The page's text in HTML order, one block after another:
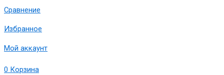
Сравнение
Избранное
Мой аккаунт
0 Корзина